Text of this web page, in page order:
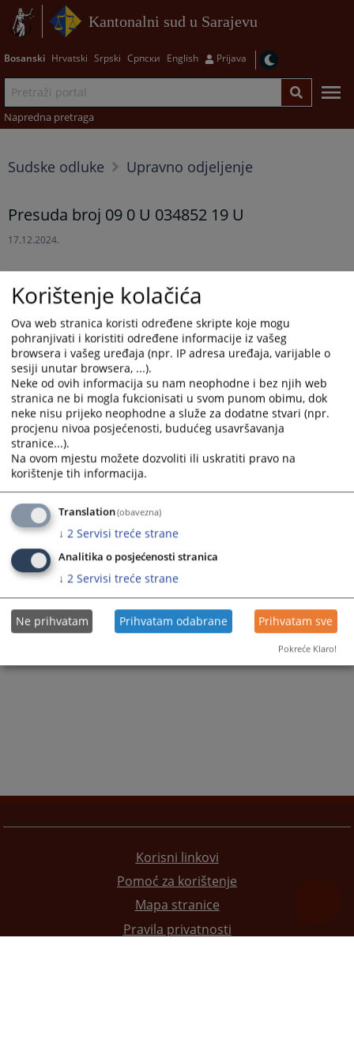
Kantonalni sud u Sarajevu
Bosanski Hrvatski Srpski Српски English Prijava
Napredna pretraga
Sudske odluke Upravno odjeljenje
Presuda broj 09 0 U 034852 19 U
17.12.2024.
Prikazana vijest je na: Bosanski jezik
Prateći dokumenti
09 0 U 034852 19
984PREGLEDA
Korisni linkovi
Pomoć za korištenje
Mapa stranice
Pravila privatnosti
Korištenje kolačića
Ova web stranica koristi određene skripte koje mogu
pohranjivati i koristiti određene informacije iz vašeg
browsera i vašeg uređaja (npr. IP adresa uređaja, varijable o
sesiji unutar browsera, ...).
Neke od ovih informacija su nam neophodne i bez njih web
stranica ne bi mogla fukcionisati u svom punom obimu, dok
neke nisu prijeko neophodne a služe za dodatne stvari (npr.
procjenu nivoa posjećenosti, budućeg usavršavanja
stranice...).
Na ovom mjestu možete dozvoliti ili uskratiti pravo na
korištenje tih informacija.
Translation(obavezna)
↓ 2 Servisi treće strane
Analitika o posjećenosti stranica
↓ 2 Servisi treće strane
Ne prihvatam Prihvatam odabrane Prihvatam sve
Pokreće Klaro!